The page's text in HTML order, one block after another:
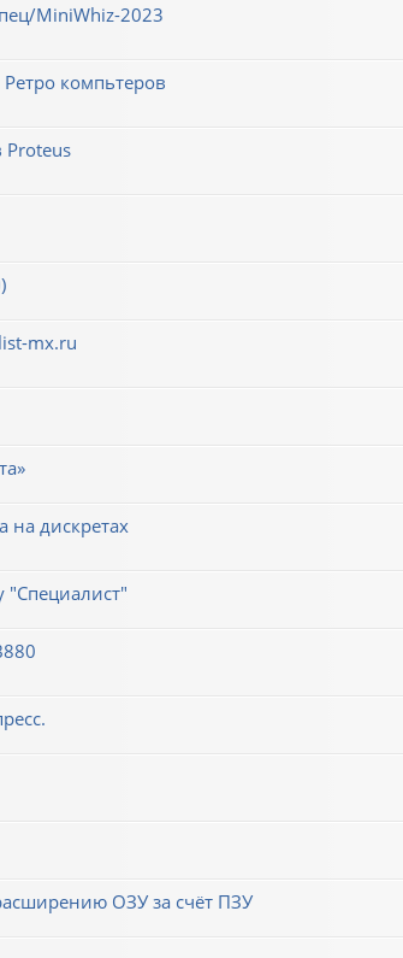
MiniWhiz-2023
компьтеров
Proteus
mx.ru
на дискретах
"Специалист"
ОЗУ за счёт ПЗУ